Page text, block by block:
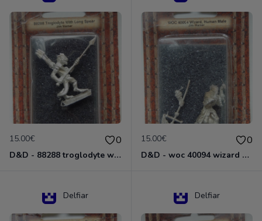
15.00€ 0
D&D - 88288 troglodyte with long Miniature - Donjons Dragons
15.00€ 0
D&D - woc 40094 wizard human male Miniature - Donjons Dragons
Delfiar Delfiar